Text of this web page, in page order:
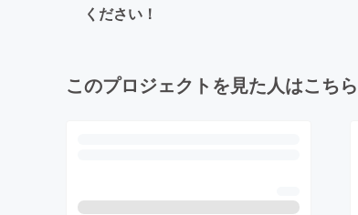
ください！
このプロジェクトを見た人はこち